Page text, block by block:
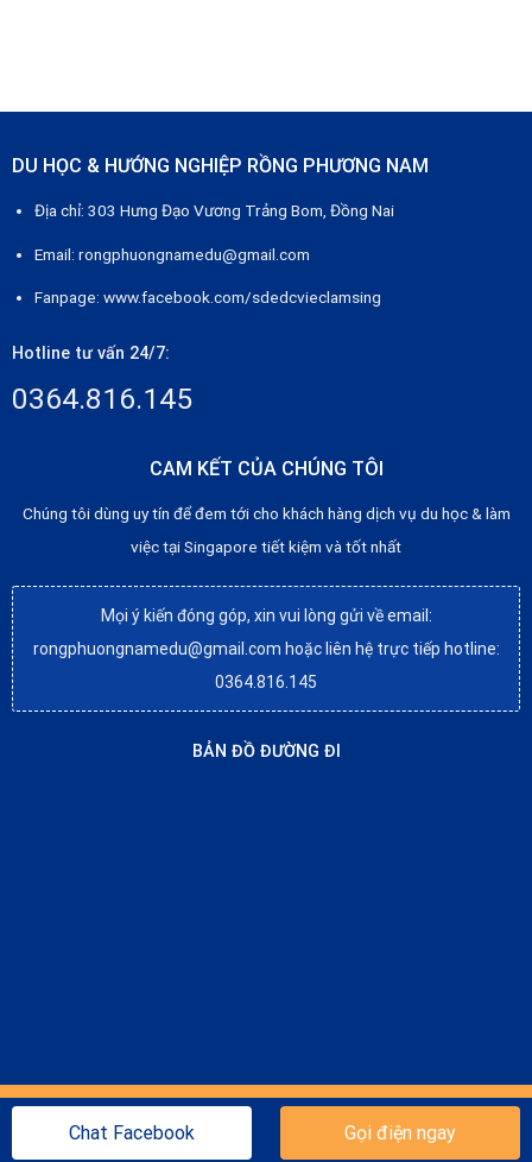
DU HỌC & HƯỚNG NGHIỆP RỒNG PHƯƠNG NAM
Địa chỉ: 303 Hưng Đạo Vương Trảng Bom, Đồng Nai
Email: rongphuongnamedu@gmail.com
Fanpage: www.facebook.com/sdedcvieclamsing
Hotline tư vấn 24/7:
0364.816.145
CAM KẾT CỦA CHÚNG TÔI
Chúng tôi dùng uy tín để đem tới cho khách hàng dịch vụ du học & làm
việc tại Singapore tiết kiệm và tốt nhất
Mọi ý kiến đóng góp, xin vui lòng gửi về email:
rongphuongnamedu@gmail.com hoặc liên hệ trực tiếp hotline:
0364.816.145
BẢN ĐỒ ĐƯỜNG ĐI
All Site Contents © Copyright rongphuongnamedu All Rights
Chat Facebook Gọi điện ngay